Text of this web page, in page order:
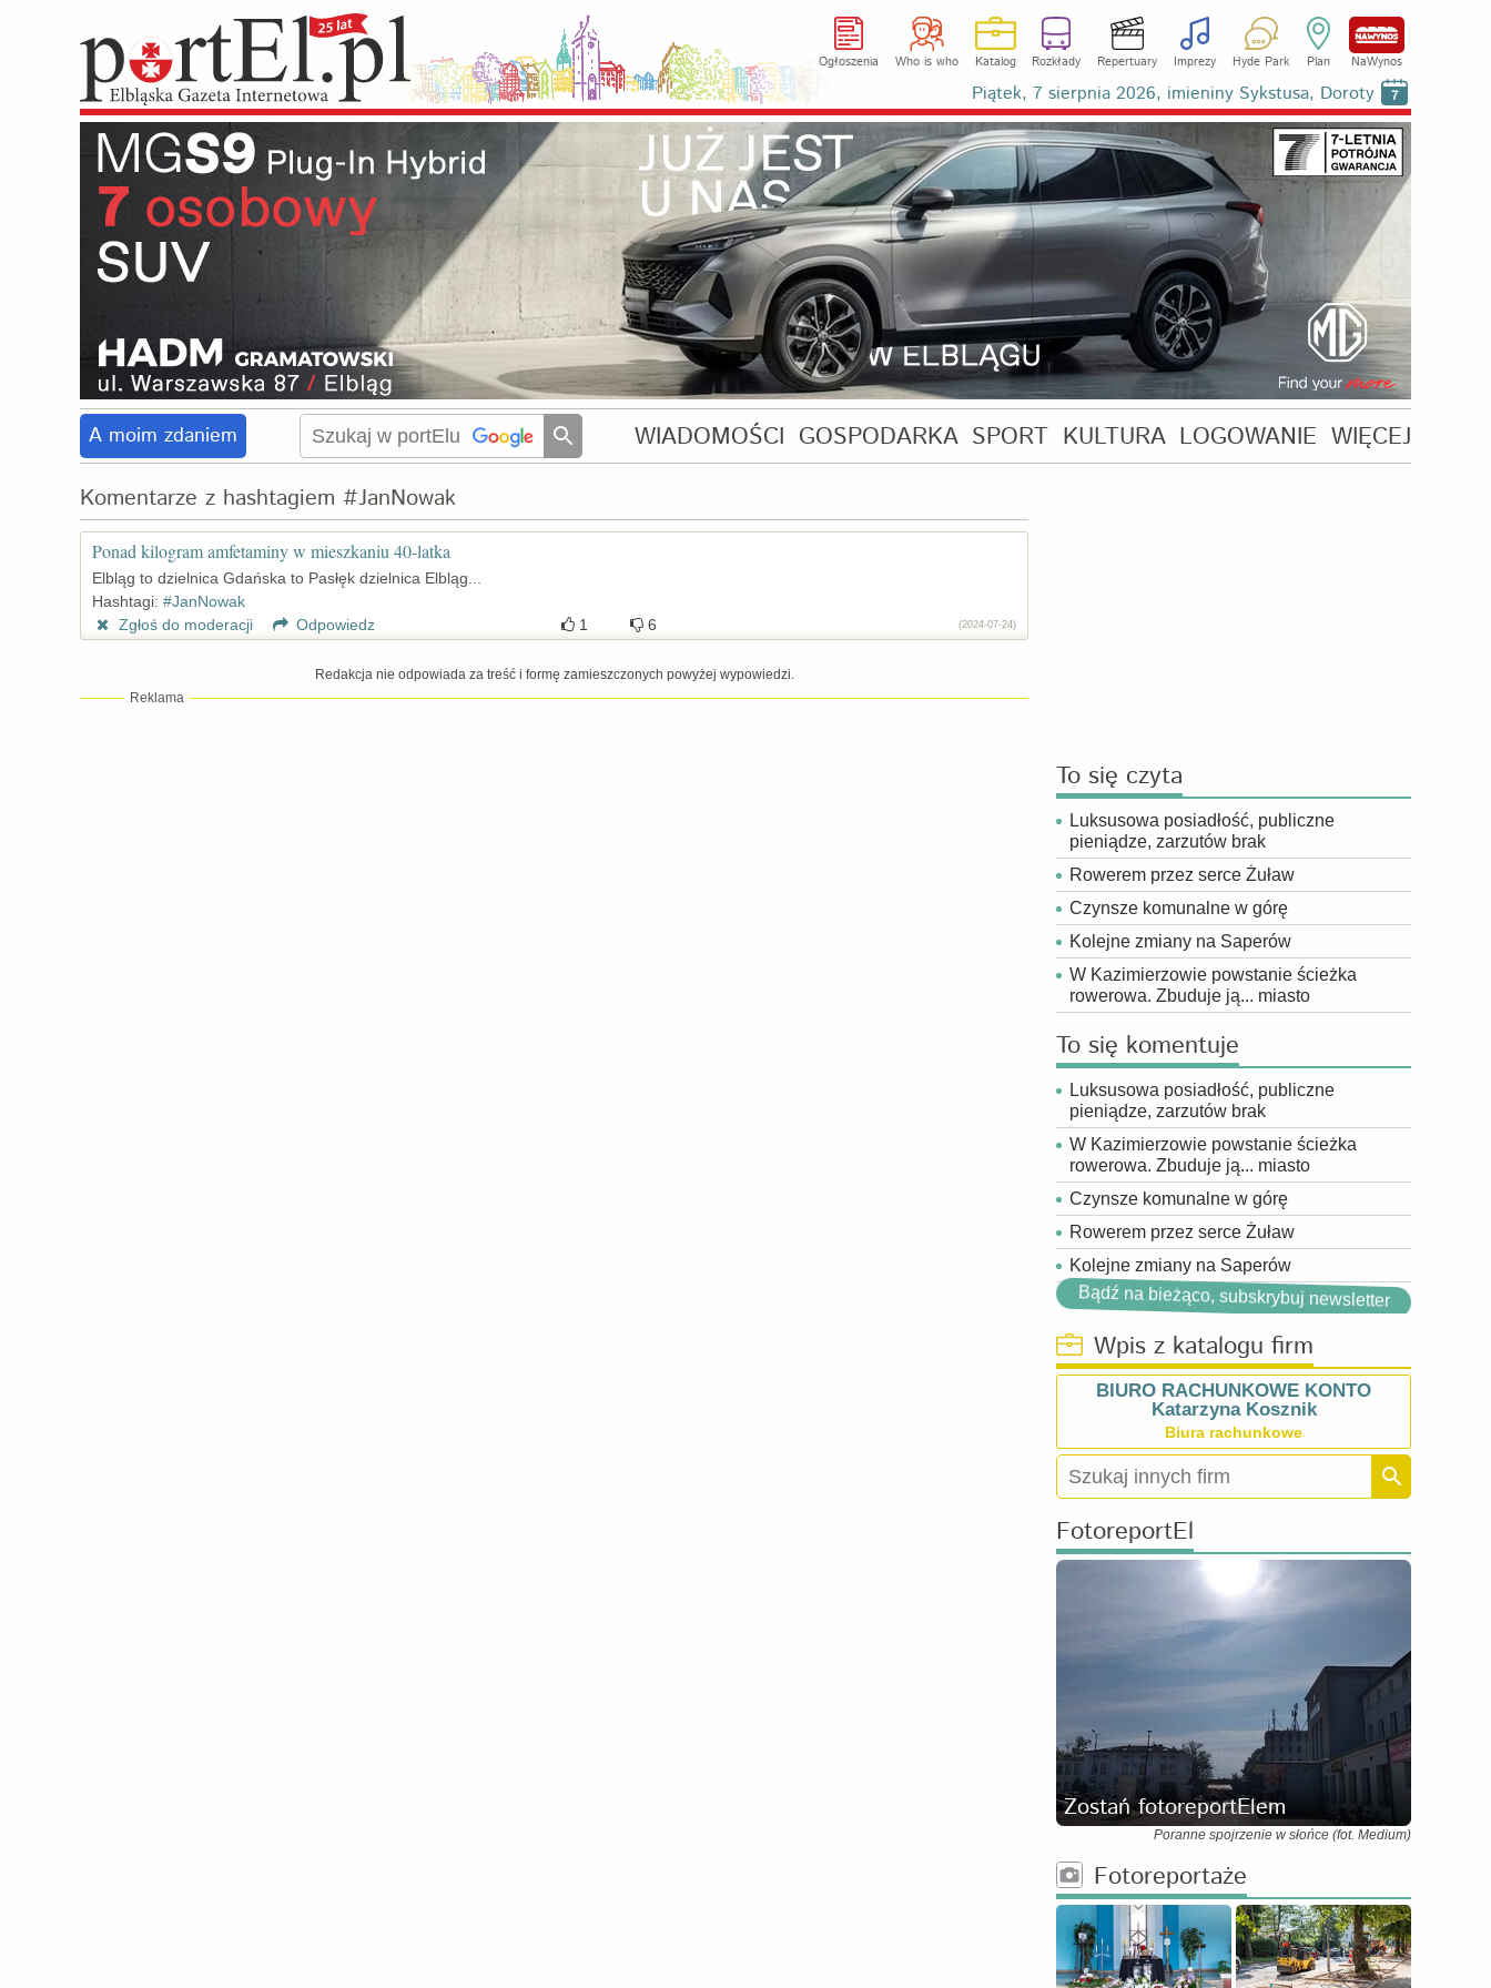
Ogłoszenia Who is who Katalog Rozkłady Repertuary Imprezy Hyde Park Plan NaWynos
Piątek, 7 sierpnia 2026, imieniny Sykstusa, Doroty 7
A moim zdaniem WIADOMOŚCI GOSPODARKA SPORT KULTURA LOGOWANIE WIĘCEJ
Komentarze z hashtagiem #JanNowak
Ponad kilogram amfetaminy w mieszkaniu 40-latka
Elbląg to dzielnica Gdańska to Pasłęk dzielnica Elbląg...
Hashtagi: #JanNowak
Zgłoś do moderacji
Odpowiedz 1 6 (2024-07-24)
Redakcja nie odpowiada za treść i formę zamieszczonych powyżej wypowiedzi.
Reklama
To się czyta
Luksusowa posiadłość, publiczne
pieniądze, zarzutów brak
Rowerem przez serce Żuław
Czynsze komunalne w górę
Kolejne zmiany na Saperów
W Kazimierzowie powstanie ścieżka
rowerowa. Zbuduje ją... miasto
To się komentuje
Luksusowa posiadłość, publiczne
pieniądze, zarzutów brak
W Kazimierzowie powstanie ścieżka
rowerowa. Zbuduje ją... miasto
Czynsze komunalne w górę
Rowerem przez serce Żuław
Kolejne zmiany na Saperów
Bądź na bieżąco, subskrybuj newsletter
Wpis z katalogu firm
BIURO RACHUNKOWE KONTO
Katarzyna Kosznik
Biura rachunkowe
FotoreportEl
Zostań fotoreportElem
Poranne spojrzenie w słońce (fot. Medium)
Fotoreportaże